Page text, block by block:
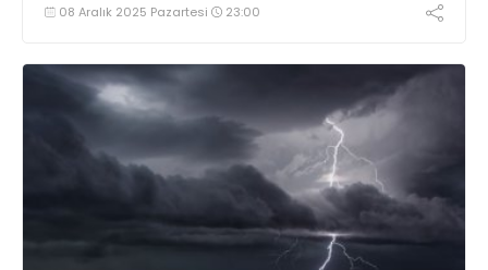
08 Aralık 2025 Pazartesi 23:00